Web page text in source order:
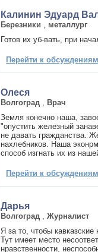
Калинин Эдуард
Березники
металлург
Готов их уб-вать, при
Перейти к
Олеся
Волгоград
Врач
Земля конечно наша,
"опустить железный
не давать гражданства.
нахлебников. Наша
способ изгнать их из
Перейти к
Дарья
Волгоград ,Журналист
Я за то, чтобы
Тут имеет место
нравственности,